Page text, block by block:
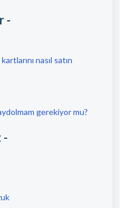
-
nasıl satın
gerekiyor mu?
-